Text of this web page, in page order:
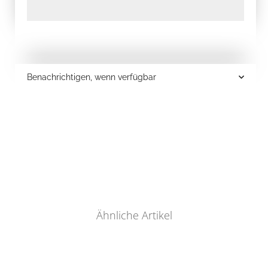
Benachrichtigen, wenn verfügbar
Ähnliche Artikel